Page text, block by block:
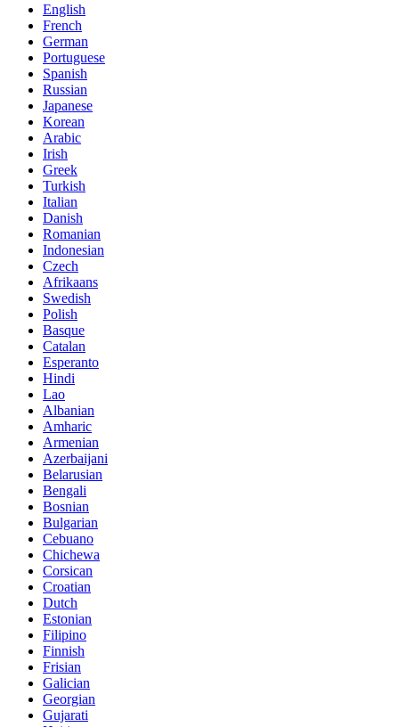
English
French
German
Portuguese
Spanish
Russian
Japanese
Korean
Arabic
Irish
Greek
Turkish
Italian
Danish
Romanian
Indonesian
Czech
Afrikaans
Swedish
Polish
Basque
Catalan
Esperanto
Hindi
Lao
Albanian
Amharic
Armenian
Azerbaijani
Belarusian
Bengali
Bosnian
Bulgarian
Cebuano
Chichewa
Corsican
Croatian
Dutch
Estonian
Filipino
Finnish
Frisian
Galician
Georgian
Gujarati